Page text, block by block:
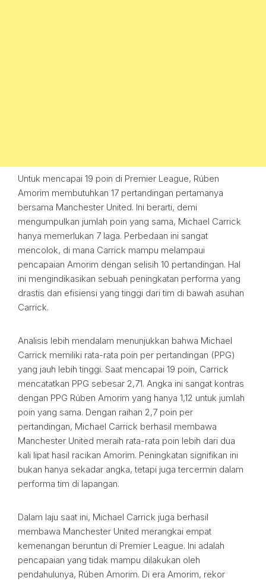
Untuk mencapai 19 poin di Premier League, Rúben
Amorim membutuhkan 17 pertandingan pertamanya
bersama Manchester United. Ini berarti, demi
mengumpulkan jumlah poin yang sama, Michael Carrick
hanya memerlukan 7 laga. Perbedaan ini sangat
mencolok, di mana Carrick mampu melampaui
pencapaian Amorim dengan selisih 10 pertandingan. Hal
ini mengindikasikan sebuah peningkatan performa yang
drastis dan efisiensi yang tinggi dari tim di bawah asuhan
Carrick.
Analisis lebih mendalam menunjukkan bahwa Michael
Carrick memiliki rata-rata poin per pertandingan (PPG)
yang jauh lebih tinggi. Saat mencapai 19 poin, Carrick
mencatatkan PPG sebesar 2,71. Angka ini sangat kontras
dengan PPG Rúben Amorim yang hanya 1,12 untuk jumlah
poin yang sama. Dengan raihan 2,7 poin per
pertandingan, Michael Carrick berhasil membawa
Manchester United meraih rata-rata poin lebih dari dua
kali lipat hasil racikan Amorim. Peningkatan signifikan ini
bukan hanya sekadar angka, tetapi juga tercermin dalam
performa tim di lapangan.
Dalam laju saat ini, Michael Carrick juga berhasil
membawa Manchester United merangkai empat
kemenangan beruntun di Premier League. Ini adalah
pencapaian yang tidak mampu dilakukan oleh
pendahulunya, Rúben Amorim. Di era Amorim, rekor